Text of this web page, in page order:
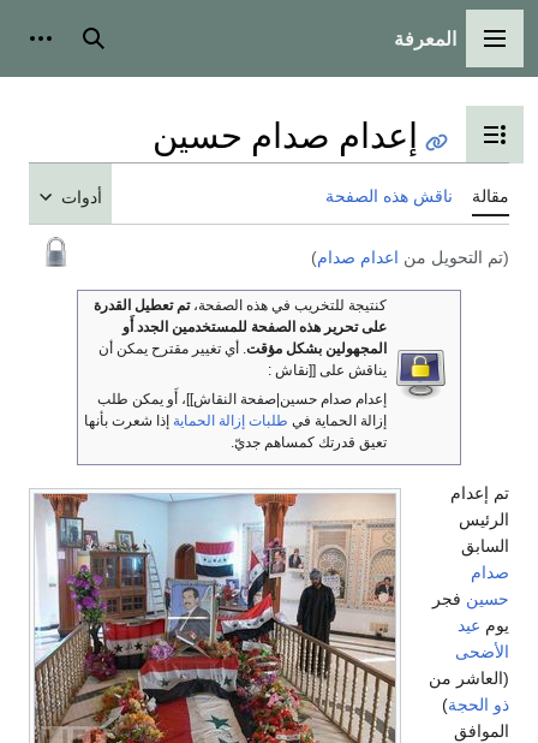
القائمة الرئيسية
المعرفة بحث
تبديل عرض جدول المحتويات
إعدام صدام حسين
مقالة ناقش هذه الصفحة أدوات
(تم التحويل من اعدام صدام)
كنتيجة للتخريب في هذه الصفحة،تم تعطيل القدرة
على تحرير هذه الصفحة للمستخدمين الجدد أَو
المجهولين بشكل مؤقت. أي تغيير مقترح يمكن أن
يناقش على [[نقاش :
إعدام صدام حسين|صفحة النقاش]]، أَو يمكن طلب
إزالة الحماية في طلبات إزالة الحماية إذا شعرت بأنها
تعيق قدرتك كمساهم جديّ.
تم إعدام
الرئيس
السابق
صدام
حسين فجر
يوم عيد
الأضحى
(العاشر من
ذو الحجة)
الموافق